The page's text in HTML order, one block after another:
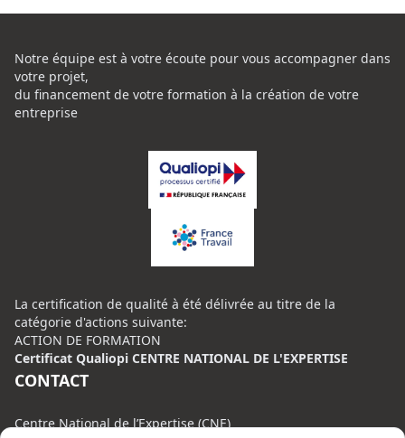
Notre équipe est à votre écoute pour vous accompagner dans
votre projet,
du financement de votre formation à la création de votre
entreprise
La certification de qualité à été délivrée au titre de la
catégorie d'actions suivante:
ACTION DE FORMATION
Certificat Qualiopi CENTRE NATIONAL DE L'EXPERTISE
CONTACT
Centre National de l’Expertise (CNE)